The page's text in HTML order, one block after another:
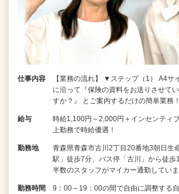
仕事内容
【業務の流れ】 ▼ステップ（1） A4サ
に沿って『保険の資料をお送りさせて
すか？』 とご案内するだけの簡単業務
給与
時給1,100円～2,000円＋インセンテ
上勤務で時給優遇！
勤務地
青森県青森市古川2丁目20番地3朝日生
駅」徒歩7分、バス停「古川」から徒
半数のスタッフがマイカー通勤していま
勤務時間
9：00～19：00の間で自由に調整する